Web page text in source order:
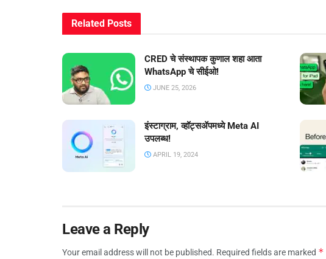
Related Posts
CRED चे संस्थापक कुणाल शहा आता
WhatsApp चे सीईओ!
JUNE 25, 2026
इंस्टाग्राम, व्हॉट्सॲपमध्ये Meta AI
उपलब्ध!
APRIL 19, 2024
Leave a Reply
Your email address will not be published. Required fields are marked *